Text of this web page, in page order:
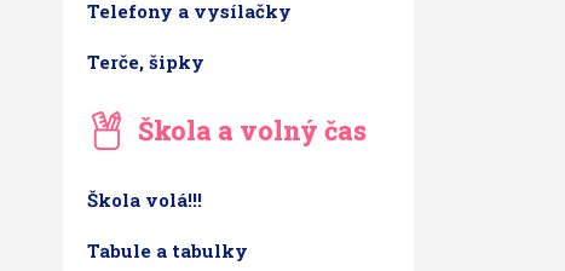
Telefony a vysílačky
Terče, šipky
Škola a volný čas
Škola volá!!!
Tabule a tabulky